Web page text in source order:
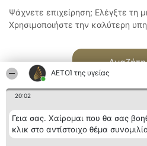
ΑΕΤΟΊ της υγείας
20:02
Γεια σας. Χαίρομαι που θα σας
κλικ στο αντίστοιχο θέμα
Ψάχνετε επιχείρηση; Ελέγξτε τη
Χρησιμοποιήστε την καλύτερη